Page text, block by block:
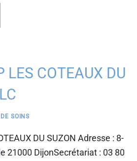
LES COTEAUX DU
SOINS
DU SUZON Adresse : 8-
21000 DijonSecrétariat : 03 80